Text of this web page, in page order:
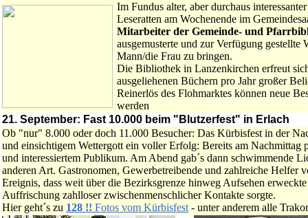
Im Fundus alter, aber durchaus
Leseratten am Wochenende im
Mitarbeiter der Gemeinde- und
ausgemusterte und zur Verfügung gestellte
Mann/die Frau zu bringen.
Die Bibliothek in Lanzenkirchen erfreut
ausgeliehenen Büchern pro Jahr großer
Reinerlös des Flohmarktes können neue
werden
21. September: Fast 10.000 beim "Blutzerfest" in Erlach
Ob "nur" 8.000 oder doch 11.000 Besucher: Das Kürbisfest in der
und einsichtigem Wettergott ein voller Erfolg: Bereits am Nachmittag
und interessiertem Publikum. Am Abend gab´s dann schwimmende
anderen Art. Gastronomen, Gewerbetreibende und zahlreiche Helfer
Ereignis, dass weit über die Bezirksgrenze hinweg Aufsehen
Auffrischung zahlloser zwischenmenschlicher Kontakte sorgte.
Hier geht´s zu 128 !! Fotos vom Kürbisfest - unter anderem alle